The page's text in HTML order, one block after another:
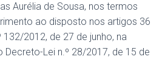
Aurélia de Sousa, nos termos
ao disposto nos artigos 36
2012, de 27 de junho, na
Lei n.º 28/2017, de 15 de